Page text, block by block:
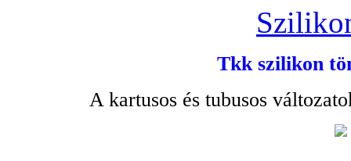
Tkk szilikon
A kartusos és tubusos